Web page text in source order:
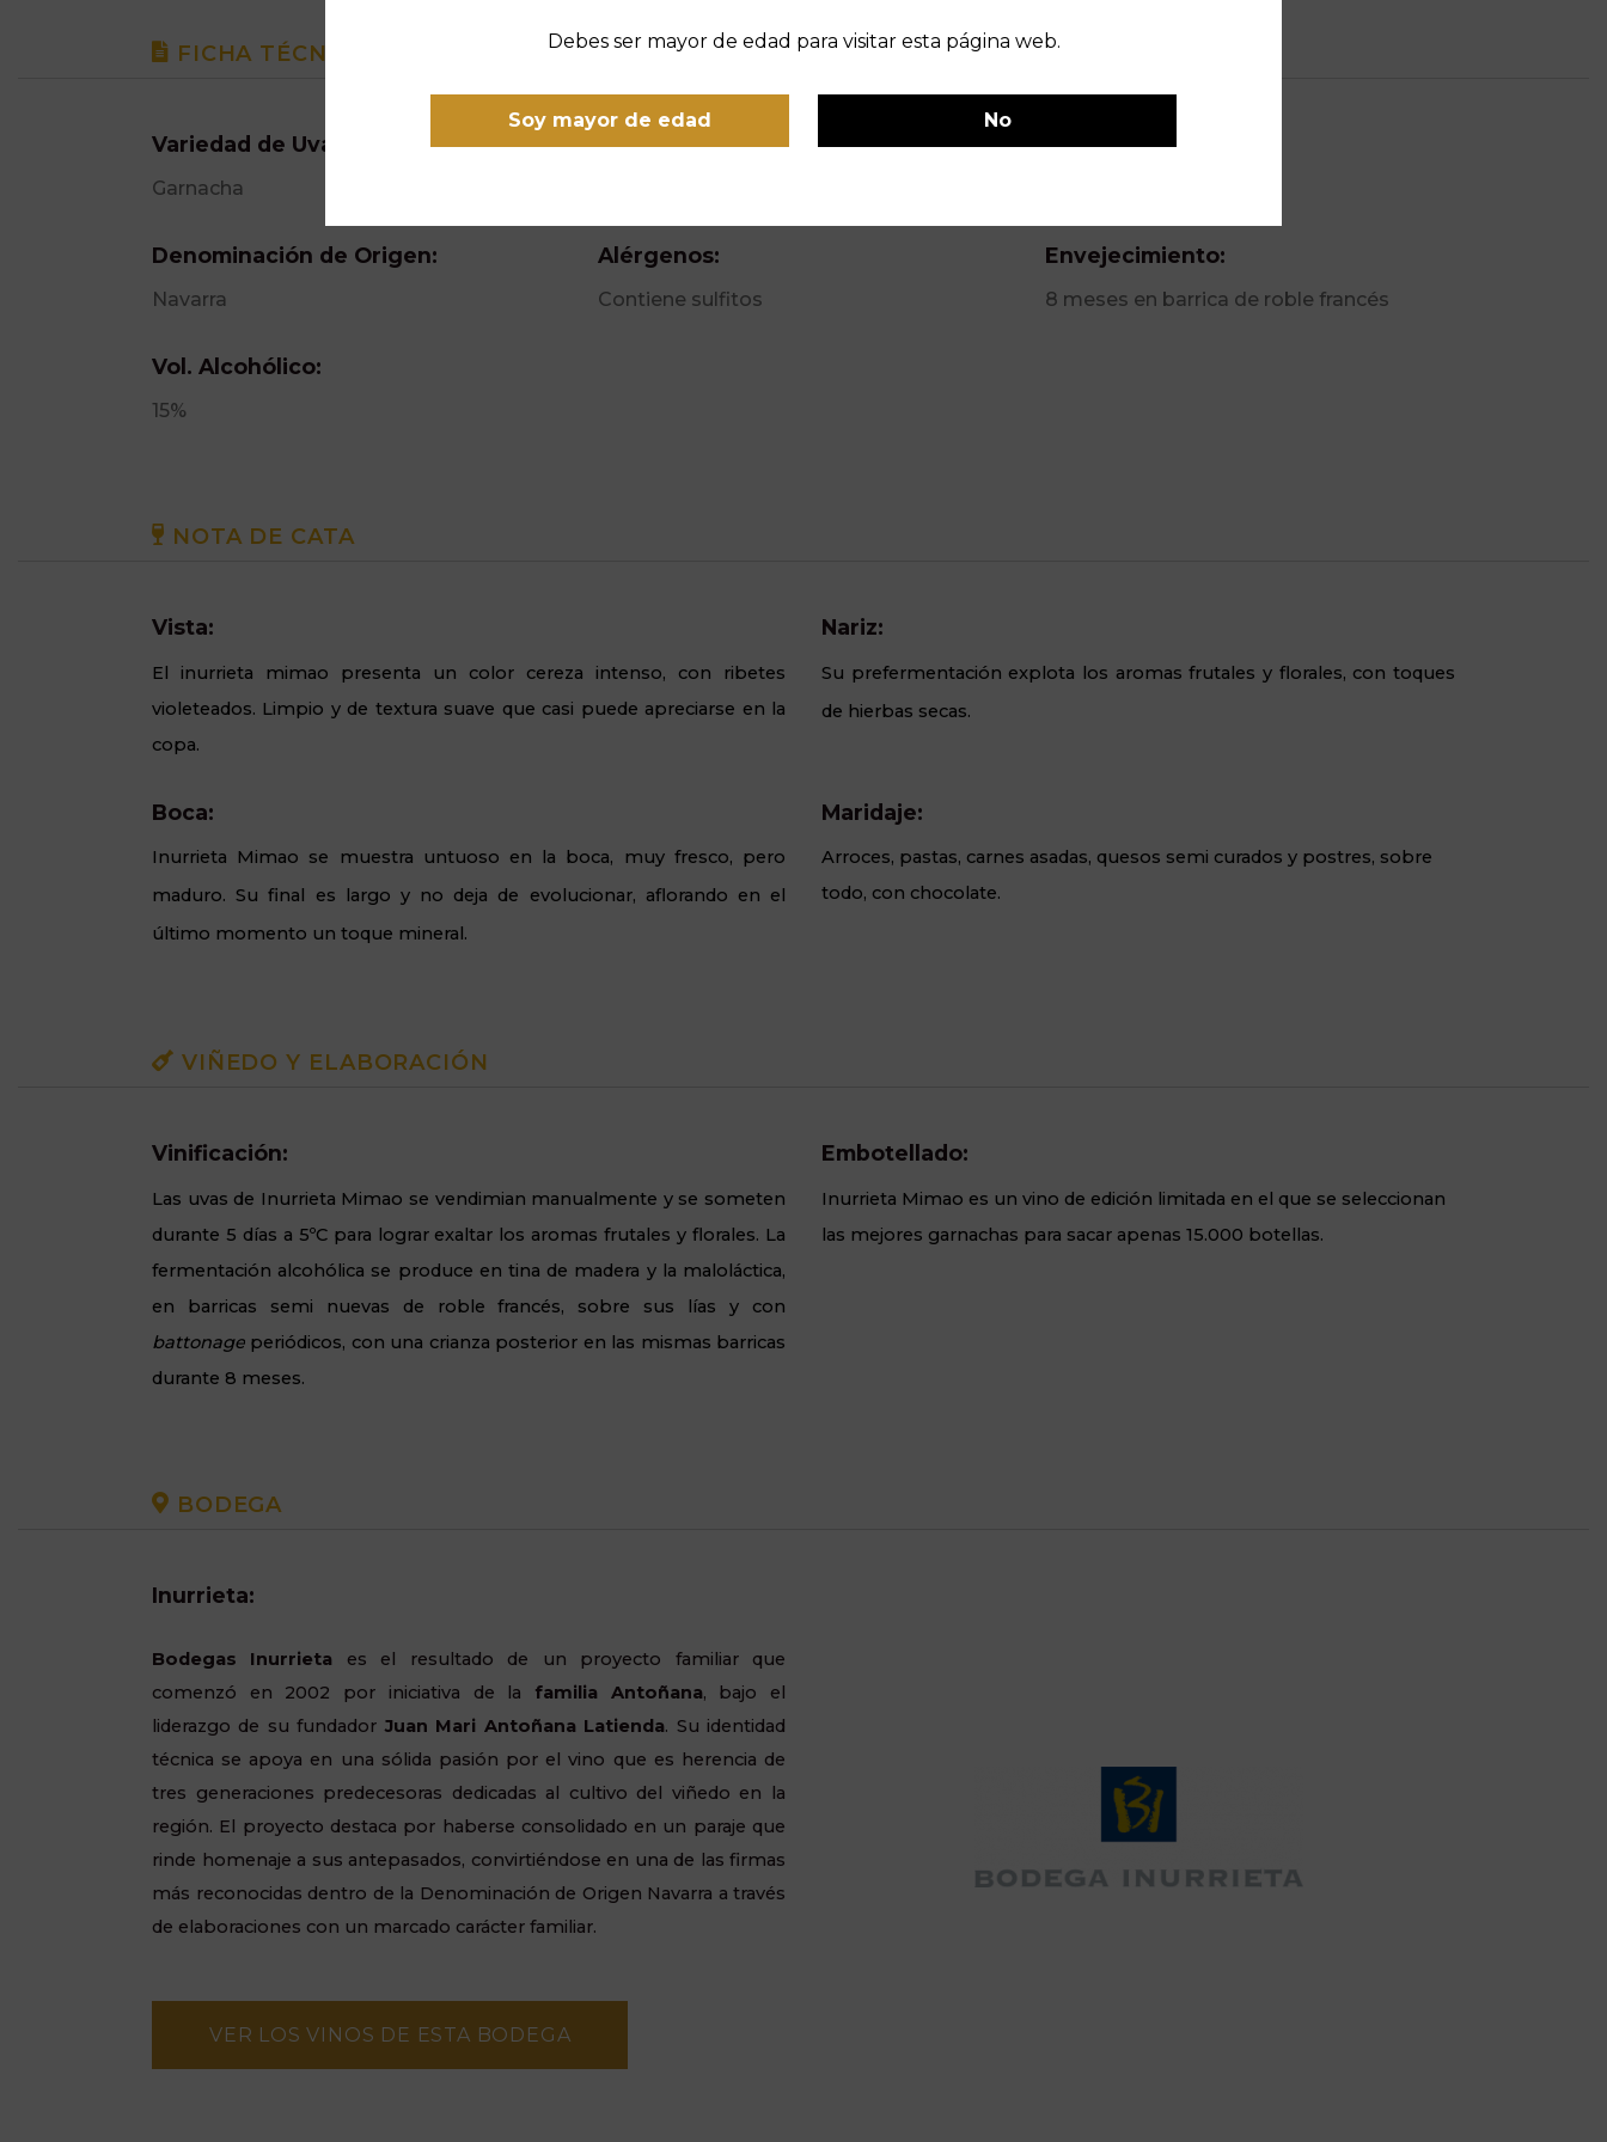
Debes ser mayor de edad para visitar esta página web.
Soy mayor de edad No
FICHA TÉCNICA
Variedad de Uva:
Garnacha
Añada: Volumen:
Denominación de Origen:
Navarra
Alérgenos:
Contiene sulfitos
Envejecimiento:
8 meses en barrica de roble francés
Vol. Alcohólico:
15%
NOTA DE CATA
Vista:
El inurrieta mimao presenta un color cereza intenso, con ribetes
violeteados. Limpio y de textura suave que casi puede apreciarse en la
copa.
Nariz:
Su prefermentación explota los aromas frutales y florales, con toques
de hierbas secas.
Boca:
Inurrieta Mimao se muestra untuoso en la boca, muy fresco, pero
maduro. Su final es largo y no deja de evolucionar, aflorando en el
último momento un toque mineral.
Maridaje:
Arroces, pastas, carnes asadas, quesos semi curados y postres, sobre
todo, con chocolate.
VIÑEDO Y ELABORACIÓN
Vinificación:
Las uvas de Inurrieta Mimao se vendimian manualmente y se someten
durante 5 días a 5ºC para lograr exaltar los aromas frutales y florales. La
fermentación alcohólica se produce en tina de madera y la maloláctica,
en barricas semi nuevas de roble francés, sobre sus lías y con
battonage periódicos, con una crianza posterior en las mismas barricas
durante 8 meses.
Embotellado:
Inurrieta Mimao es un vino de edición limitada en el que se seleccionan
las mejores garnachas para sacar apenas 15.000 botellas.
BODEGA
Inurrieta:
Bodegas Inurrieta es el resultado de un proyecto familiar que
comenzó en 2002 por iniciativa de la familia Antoñana, bajo el
liderazgo de su fundadorJuan Mari Antoñana Latienda. Su identidad
técnica se apoya en una sólida pasión por el vino que es herencia de
tres generaciones predecesoras dedicadas al cultivo del viñedo en la
región. El proyecto destaca por haberse consolidado en un paraje que
rinde homenaje a sus antepasados, convirtiéndose en una de las firmas
más reconocidas dentro de la Denominación de Origen Navarra a través
de elaboraciones con un marcado carácter familiar.
VER LOS VINOS DE ESTA BODEGA